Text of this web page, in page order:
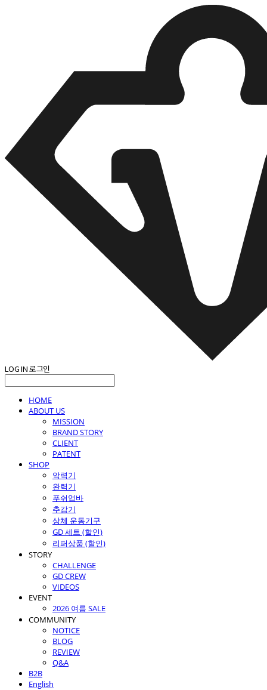
LOG IN로그인
HOME
ABOUT US
MISSION
BRAND STORY
CLIENT
PATENT
SHOP
악력기
완력기
푸쉬업바
추감기
상체 운동기구
GD 세트 (할인)
리퍼상품 (할인)
STORY
CHALLENGE
GD CREW
VIDEOS
EVENT
2026 여름 SALE
COMMUNITY
NOTICE
BLOG
REVIEW
Q&A
B2B
English